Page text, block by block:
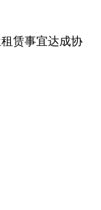
赁事宜达成协